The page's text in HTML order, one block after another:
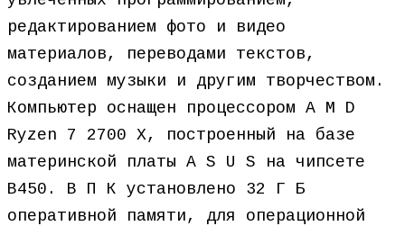
редактированием фото и видео
материалов, переводами текстов,
созданием музыки и другим творчеством.
Компьютер оснащен процессором A M D
Ryzen 7 2700 X, построенный на базе
материнской платы A S U S на чипсете
B450. В П К установлено 32 Г Б
оперативной памяти, для операционной